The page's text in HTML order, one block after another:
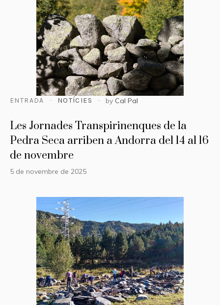
ENTRADA NOTÍCIES by Cal Pal
Les Jornades Transpirinenques de la
Pedra Seca arriben a Andorra del 14 al 16
de novembre
5 de novembre de 2025